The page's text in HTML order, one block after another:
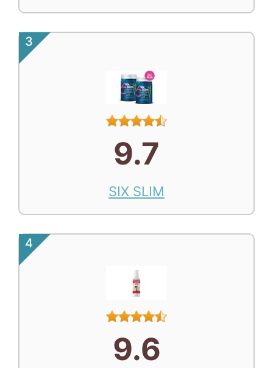
3
9.7
SIX SLIM
4
9.6